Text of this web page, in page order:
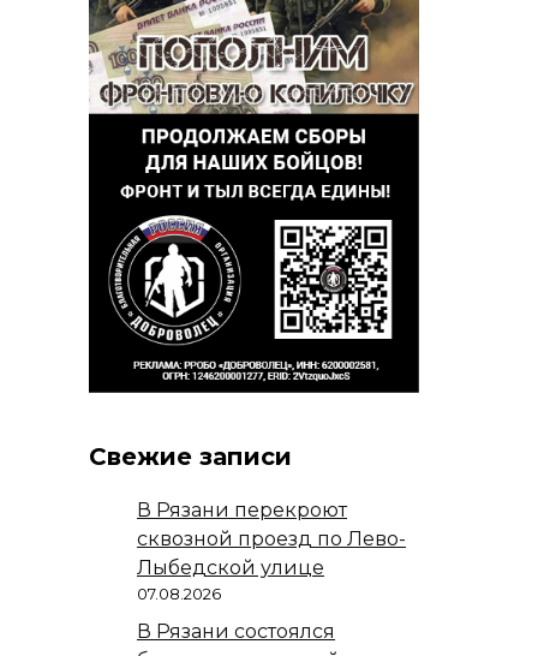
Свежие записи
В Рязани перекроют
сквозной проезд по Лево-
Лыбедской улице
07.08.2026
В Рязани состоялся